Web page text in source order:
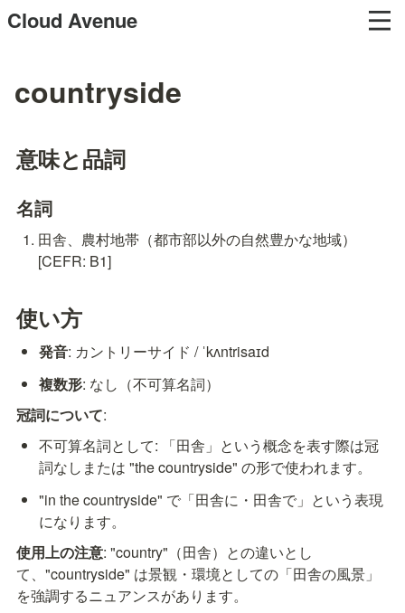
Cloud Avenue
countryside
意味と品詞
名詞
田舎、農村地帯（都市部以外の自然豊かな地域）
[CEFR: B1]
使い方
発音: カントリーサイド / ˈkʌntrisaɪd
複数形: なし（不可算名詞）
冠詞について:
不可算名詞として: 「田舎」という概念を表す際は冠
詞なしまたは "the countryside" の形で使われます。
"in the countryside" で「田舎に・田舎で」という表現
になります。
使用上の注意: "country"（田舎）との違いとし
て、"countryside" は景観・環境としての「田舎の風景」
を強調するニュアンスがあります。